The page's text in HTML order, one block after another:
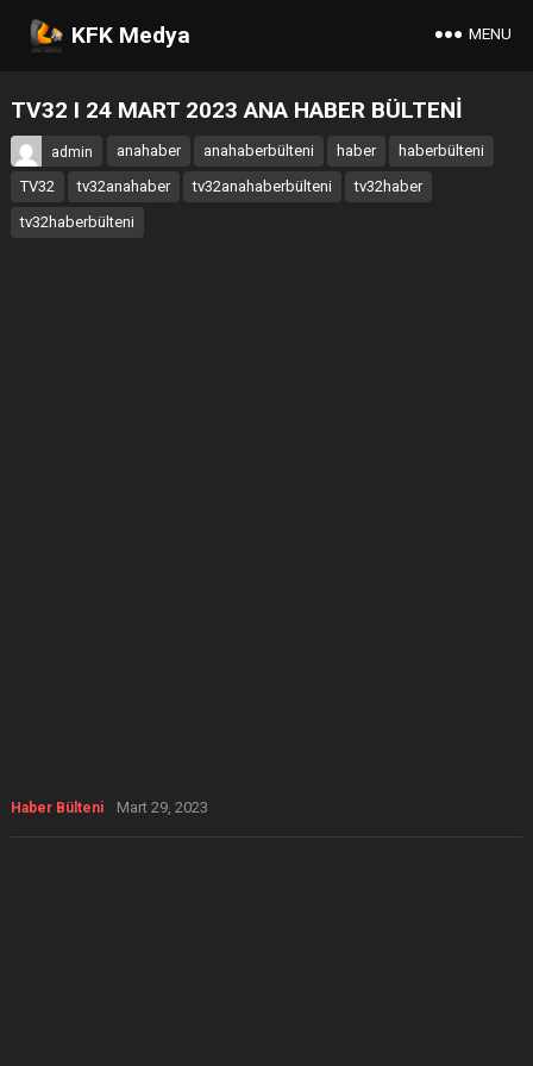
KFK Medya MENU
TV32 I 24 MART 2023 ANA HABER BÜLTENİ
admin anahaber anahaberbülteni haber
haberbülteni
TV32
tv32anahaber tv32anahaberbülteni
tv32haber
tv32haberbülteni
Haber Bülteni Mart 29, 2023